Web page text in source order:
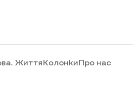
ЖиттяКолонкиПро нас